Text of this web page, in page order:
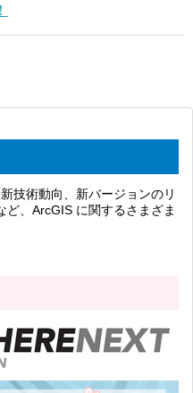
技術動向、新バージョンのリ
ど、ArcGIS に関するさまざま